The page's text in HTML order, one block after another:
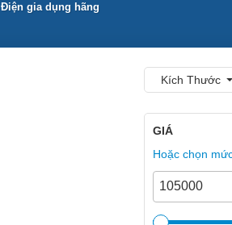
Điện gia dụng hãng
Kích Thước
GIÁ
Hoặc chọn